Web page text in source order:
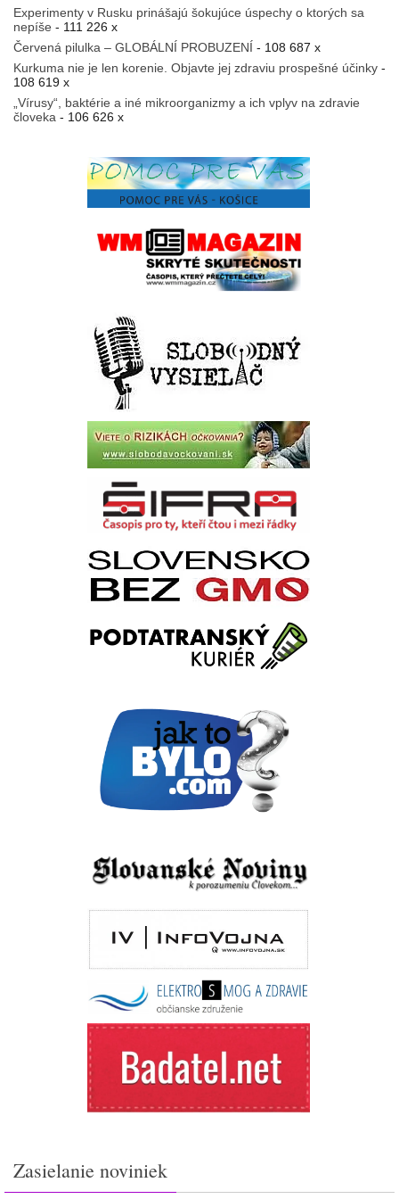
Experimenty v Rusku prinášajú šokujúce úspechy o ktorých sa
nepíše - 111 226 x
Červená pilulka – GLOBÁLNÍ PROBUZENÍ - 108 687 x
Kurkuma nie je len korenie. Objavte jej zdraviu prospešné účinky -
108 619 x
„Vírusy“, baktérie a iné mikroorganizmy a ich vplyv na zdravie
človeka - 106 626 x
Zasielanie noviniek